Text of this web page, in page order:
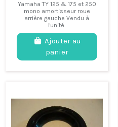
Yamaha TY 125 & 175 et 250
mono amortisseur roue
arrière gauche Vendu à
l'unité.
Ajouter au
panier